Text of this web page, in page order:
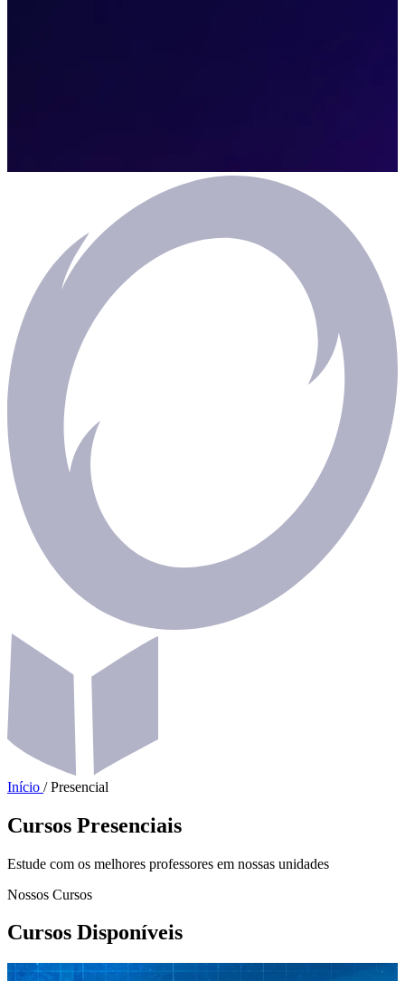
Início / Presencial
Cursos Presenciais
Estude com os melhores professores em nossas unidades
Nossos Cursos
Cursos Disponíveis